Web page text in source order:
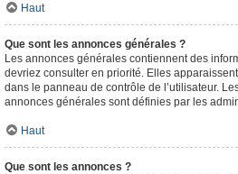
Haut
Que sont les annonces générales ?
Les annonces générales contiennent des
devriez consulter en priorité. Elles
dans le panneau de contrôle de l’utilisateur.
annonces générales sont définies par les
Haut
Que sont les annonces ?